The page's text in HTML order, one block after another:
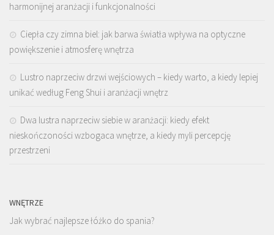
harmonijnej aranżacji i funkcjonalności
Ciepła czy zimna biel: jak barwa światła wpływa na optyczne
powiększenie i atmosferę wnętrza
Lustro naprzeciw drzwi wejściowych – kiedy warto, a kiedy lepiej
unikać według Feng Shui i aranżacji wnętrz
Dwa lustra naprzeciw siebie w aranżacji: kiedy efekt
nieskończoności wzbogaca wnętrze, a kiedy myli percepcję
przestrzeni
WNĘTRZE
Jak wybrać najlepsze łóżko do spania?